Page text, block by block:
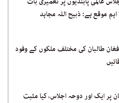
موقع ہے: ذبیح اللہ مجاہد
طالبان کی مختلف ملکوں کے وفود
پر ایک اور دوحہ اجلاس، کیا مثبت